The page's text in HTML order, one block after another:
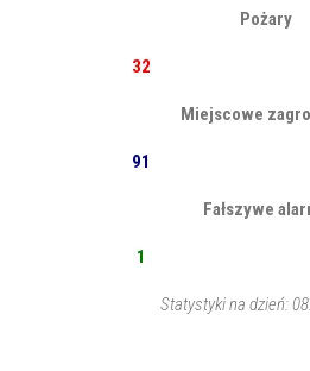
Pożary
32
Miejscowe
91
Fałszywe
1
Statystyki na dzień: